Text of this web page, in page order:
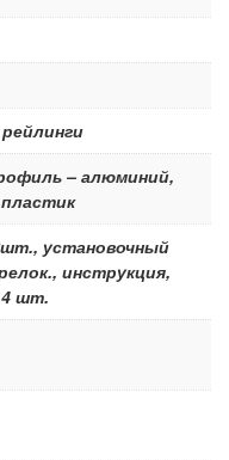
– алюминий,
установочный
инструкция,
4 шт.